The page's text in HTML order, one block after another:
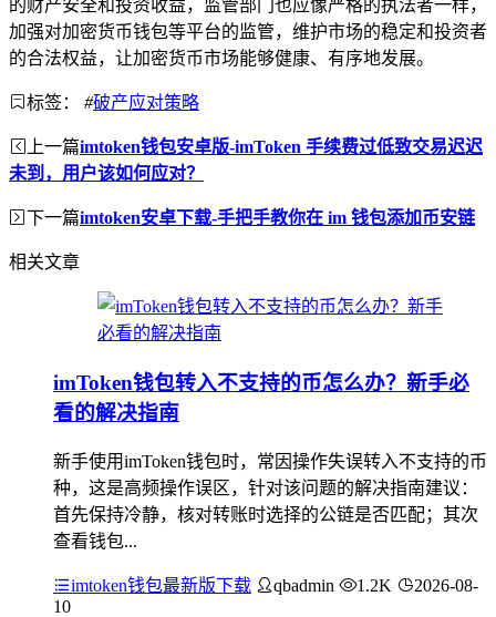
的财产安全和投资收益，监管部门也应像严格的执法者一样，
加强对加密货币钱包等平台的监管，维护市场的稳定和投资者
的合法权益，让加密货币市场能够健康、有序地发展。
标签： #破产应对策略
上一篇imtoken钱包安卓版-imToken 手续费过低致交易迟迟
未到，用户该如何应对？
下一篇imtoken安卓下载-手把手教你在 im 钱包添加币安链
相关文章
imToken钱包转入不支持的币怎么办？新手必
看的解决指南
新手使用imToken钱包时，常因操作失误转入不支持的币
种，这是高频操作误区，针对该问题的解决指南建议：
首先保持冷静，核对转账时选择的公链是否匹配；其次
查看钱包...
imtoken钱包最新版下载 qbadmin 1.2K
2026-08-
10